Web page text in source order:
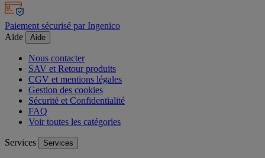
Paiement sécurisé par Ingenico
Aide
Aide
Nous contacter
SAV et Retour produits
CGV et mentions légales
Gestion des cookies
Sécurité et Confidentialité
FAQ
Voir toutes les catégories
Services Services